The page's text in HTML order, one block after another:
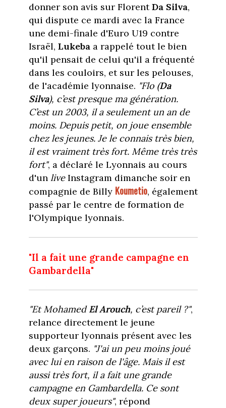
donner son avis sur FlorentDa Silva,
qui dispute ce mardi avec la France
une demi-finale d'Euro U19 contre
Israël, Lukebaa rappelé tout le bien
qu'il pensait de celui qu'il a fréquenté
dans les couloirs, et sur les pelouses,
de l'académie lyonnaise. "Flo (Da
Silva), c’est presque ma génération.
C’est un 2003, il a seulement un an de
moins. Depuis petit, on joue ensemble
chez les jeunes. Je le connais très bien,
il est vraiment très fort. Même très très
fort", a déclaré le Lyonnais au cours
d'un liveInstagram dimanche soir en
compagnie de Billy Koumetio, également
passé par le centre de formation de
l'Olympique lyonnais.
"Il a fait une grande campagne en
Gambardella"
"Et MohamedEl Arouch, c’est pareil ?",
relance directement le jeune
supporteur lyonnais présent avec les
deux garçons. "J'ai un peu moins joué
avec lui en raison de l'âge. Mais il est
aussi très fort, il a fait une grande
campagne en Gambardella. Ce sont
deux super joueurs", répond